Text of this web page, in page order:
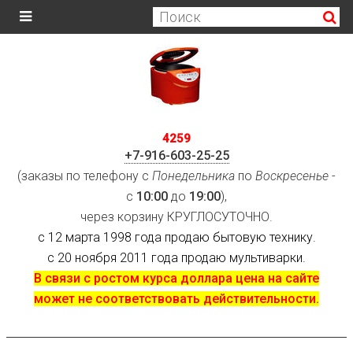
4259
+7-916-603-25-25
(заказы по телефону с Понедельника по Воскресенье -
с 10:00 до 19:00),
через корзину КРУГЛОСУТОЧНО.
с 12 марта 1998 года продаю бытовую технику.
с 20 ноября 2011 года продаю мультиварки.
В связи с ростом курса доллара цена на сайте
может не соответствовать действительности.